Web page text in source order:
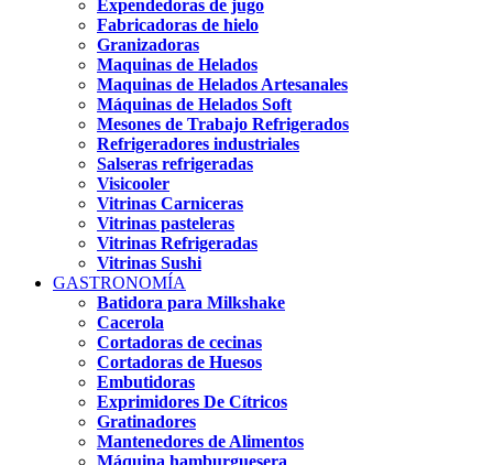
Expendedoras de jugo
Fabricadoras de hielo
Granizadoras
Maquinas de Helados
Maquinas de Helados Artesanales
Máquinas de Helados Soft
Mesones de Trabajo Refrigerados
Refrigeradores industriales
Salseras refrigeradas
Visicooler
Vitrinas Carniceras
Vitrinas pasteleras
Vitrinas Refrigeradas
Vitrinas Sushi
GASTRONOMÍA
Batidora para Milkshake
Cacerola
Cortadoras de cecinas
Cortadoras de Huesos
Embutidoras
Exprimidores De Cítricos
Gratinadores
Mantenedores de Alimentos
Máquina hamburguesera